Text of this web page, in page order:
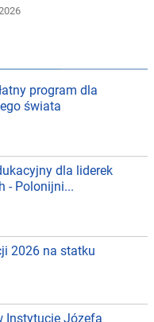
program dla
świata
dla liderek
- Polonijni...
2026 na statku
Instytucie Józefa